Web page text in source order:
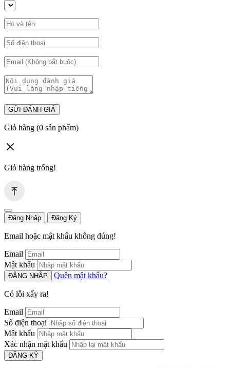
GỬI ĐÁNH GIÁ
Giỏ hàng (0 sản phẩm)
Giỏ hàng trống!
Đăng Nhập Đăng Ký
Email hoặc mật khẩu không đúng!
Email
Mật khẩu
ĐĂNG NHẬP Quên mật khẩu?
Có lỗi xẩy ra!
Email
Số điện thoại
Mật khẩu
Xác nhận mật khẩu
ĐĂNG KÝ